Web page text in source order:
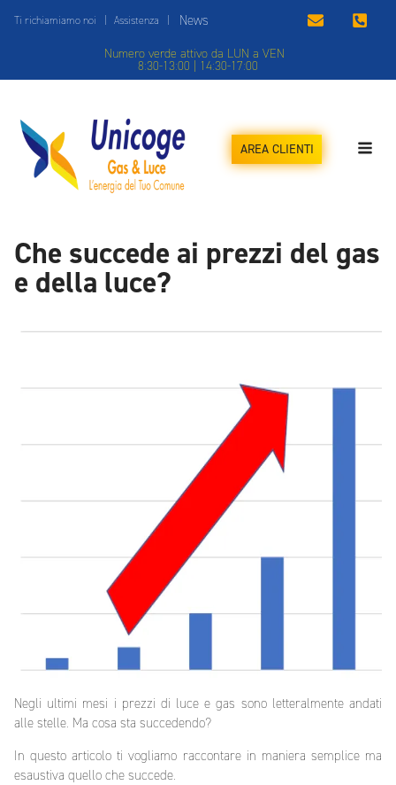
Ti richiamiamo noi | Assistenza | News
Numero verde attivo da LUN a VEN
8:30-13:00 | 14:30-17:00
AREA CLIENTI
Che succede ai prezzi del gas
e della luce?
Negli ultimi mesi i prezzi di luce e gas sono letteralmente andati
alle stelle. Ma cosa sta succedendo?
In questo articolo ti vogliamo raccontare in maniera semplice ma
esaustiva quello che succede.